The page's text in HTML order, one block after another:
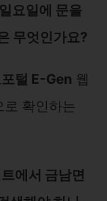
요일에 문을
무엇인가요?
털 E-Gen 웹
로 확인하는
에서 금남면